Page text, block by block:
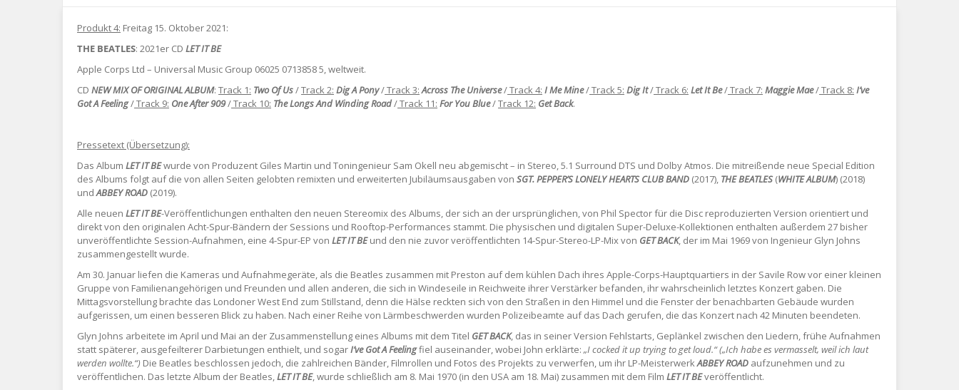
Produkt 4: Freitag 15. Oktober 2021:
THE BEATLES: 2021er CD LET IT BE
Apple Corps Ltd – Universal Music Group 06025 0713858 5, weltweit.
CD NEW MIX OF ORIGINAL ALBUM: Track 1: Two Of Us/Track 2: Dig A Pony/Track 3: Across The Universe/Track 4: I Me Mine/Track 5: Dig It/Track 6: Let It Be/Track 7: Maggie Mae/Track 8: I’ve
Got A Feeling/Track 9: One After 909/Track 10: The Longs And Winding Road/Track 11: For You Blue/Track 12: Get Back.
Pressetext (Übersetzung):
Das Album LET IT BEwurde von Produzent Giles Martin und Toningenieur Sam Okell neu abgemischt – in Stereo, 5.1 Surround DTS und Dolby Atmos. Die mitreißende neue Special Edition
des Albums folgt auf die von allen Seiten gelobten remixten und erweiterten Jubiläumsausgaben von SGT. PEPPER’S LONELY HEARTS CLUB BAND (2017), THE BEATLES (WHITE ALBUM) (2018)
undABBEY ROAD (2019).
Alle neuen LET IT BE-Veröffentlichungen enthalten den neuen Stereomix des Albums, der sich an der ursprünglichen, von Phil Spector für die Disc reproduzierten Version orientiert und
direkt von den originalen Acht-Spur-Bändern der Sessions und Rooftop-Performances stammt. Die physischen und digitalen Super-Deluxe-Kollektionen enthalten außerdem 27 bisher
unveröffentlichte Session-Aufnahmen, eine 4-Spur-EP von LET IT BEund den nie zuvor veröffentlichten 14-Spur-Stereo-LP-Mix von GET BACK, der im Mai 1969 von Ingenieur Glyn Johns
zusammengestellt wurde.
Am 30. Januar liefen die Kameras und Aufnahmegeräte, als die Beatles zusammen mit Preston auf dem kühlen Dach ihres Apple-Corps-Hauptquartiers in der Savile Row vor einer kleinen
Gruppe von Familienangehörigen und Freunden und allen anderen, die sich in Windeseile in Reichweite ihrer Verstärker befanden, ihr wahrscheinlich letztes Konzert gaben. Die
Mittagsvorstellung brachte das Londoner West End zum Stillstand, denn die Hälse reckten sich von den Straßen in den Himmel und die Fenster der benachbarten Gebäude wurden
aufgerissen, um einen besseren Blick zu haben. Nach einer Reihe von Lärmbeschwerden wurden Polizeibeamte auf das Dach gerufen, die das Konzert nach 42 Minuten beendeten.
Glyn Johns arbeitete im April und Mai an der Zusammenstellung eines Albums mit dem Titel GET BACK, das in seiner Version Fehlstarts, Geplänkel zwischen den Liedern, frühe Aufnahmen
statt späterer, ausgefeilterer Darbietungen enthielt, und sogarI’ve Got A Feelingfiel auseinander, wobei John erklärte: „I cocked it up trying to get loud.“(„Ich habe es vermasselt, weil ich laut
werden wollte.“) Die Beatles beschlossen jedoch, die zahlreichen Bänder, Filmrollen und Fotos des Projekts zu verwerfen, um ihr LP-MeisterwerkABBEY ROAD aufzunehmen und zu
veröffentlichen. Das letzte Album der Beatles,LET IT BE, wurde schließlich am 8. Mai 1970 (in den USA am 18. Mai) zusammen mit dem Film LET IT BEveröffentlicht.